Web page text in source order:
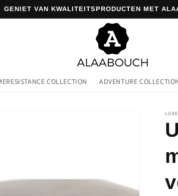
GENIET VAN KWALITEITSPRODUCTEN MET
COLLECTION ADVENTURE